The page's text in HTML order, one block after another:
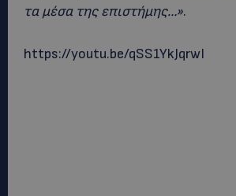
τα μέσα της επιστήμης…».
https://youtu.be/qSS1YkJqrwI